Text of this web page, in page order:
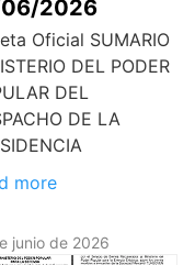
2026
Oficial SUMARIO
DEL PODER
DEL
DE LA
more
junio de 2026